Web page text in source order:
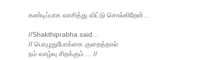
க‌‌ண்டிப்பாக‌ வாசித்து விட்டு சொல்கிறேன்...
//Shakthiprabha said...
// பொழுதுபோக்கை குறைத்தால்
நம் வாழ்வு சிறக்கும்.... //